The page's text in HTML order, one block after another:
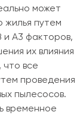
может
жилья путем
и A3 факторов,
их влияния
что все
проведения
пылесосов.
временное